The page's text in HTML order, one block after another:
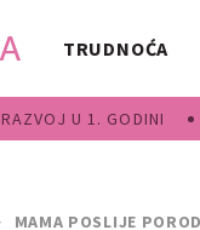
TRUDNOĆA
RAZVOJ U 1. GODINI
MAMA POSLIJE